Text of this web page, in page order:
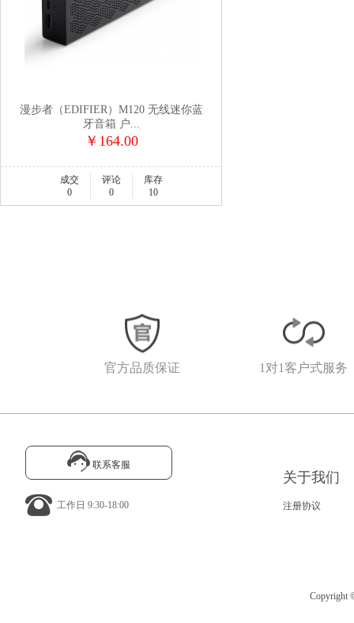
漫步者（EDIFIER）M120 无线迷你蓝
牙音箱 户...
￥164.00
成交
0
评论
0
库存
10
官方品质保证 1对1客户式服务
联系客服
工作日 9:30-18:00
关于我们
注册协议
Copyright